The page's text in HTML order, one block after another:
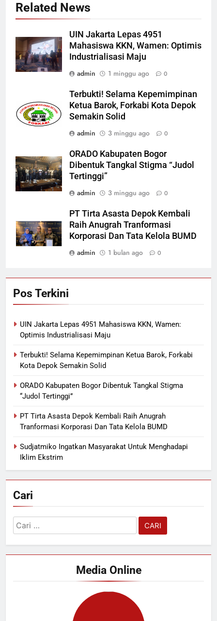
Related News
UIN Jakarta Lepas 4951
Mahasiswa KKN, Wamen: Optimis
Industrialisasi Maju
admin
1 minggu ago 0
Terbukti! Selama Kepemimpinan
Ketua Barok, Forkabi Kota Depok
Semakin Solid
admin
3 minggu ago 0
ORADO Kabupaten Bogor
Dibentuk Tangkal Stigma “Judol
Tertinggi”
admin
3 minggu ago 0
PT Tirta Asasta Depok Kembali
Raih Anugrah Tranformasi
Korporasi Dan Tata Kelola BUMD
admin
1 bulan ago 0
Pos Terkini
UIN Jakarta Lepas 4951 Mahasiswa KKN, Wamen:
Optimis Industrialisasi Maju
Terbukti! Selama Kepemimpinan Ketua Barok, Forkabi
Kota Depok Semakin Solid
ORADO Kabupaten Bogor Dibentuk Tangkal Stigma
“Judol Tertinggi”
PT Tirta Asasta Depok Kembali Raih Anugrah
Tranformasi Korporasi Dan Tata Kelola BUMD
Sudjatmiko Ingatkan Masyarakat Untuk Menghadapi
Iklim Ekstrim
Cari
Cari
untuk:
Media Online